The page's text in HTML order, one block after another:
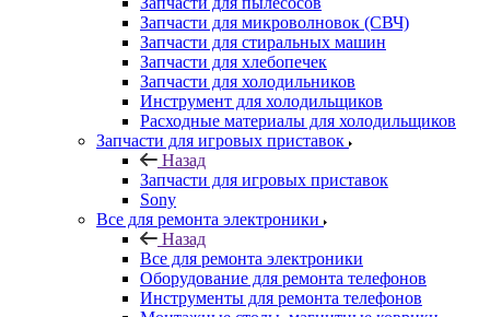
Инструмент для холодильщиков
Расходные материалы для холодильщиков
Запчасти для игровых приставок
Назад
Запчасти для игровых приставок
Sony
Все для ремонта электроники
Назад
Все для ремонта электроники
Оборудование для ремонта телефонов
Инструменты для ремонта телефонов
Монтажные столы, магнитные коврики
Скальпели, лезвия сменные
Системы хранения
Скотчи, изолента
Тачскрины